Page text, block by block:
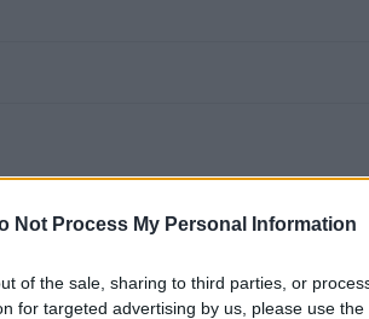
Not Process My Personal Information
of the sale, sharing to third parties, or
for targeted advertising by us, please use